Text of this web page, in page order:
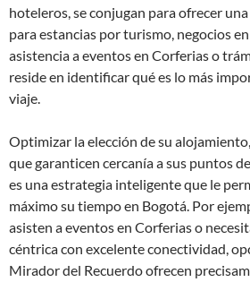
hoteleros, se conjugan para ofrecer
para estancias por turismo, negocios
asistencia a eventos en Corferias o
reside en identificar qué es lo más
viaje.
Optimizar la elección de su
que garanticen cercanía a sus puntos
es una estrategia inteligente que le
máximo su tiempo en Bogotá. Por
asisten a eventos en Corferias o
céntrica con excelente conectividad,
Mirador del Recuerdo ofrecen